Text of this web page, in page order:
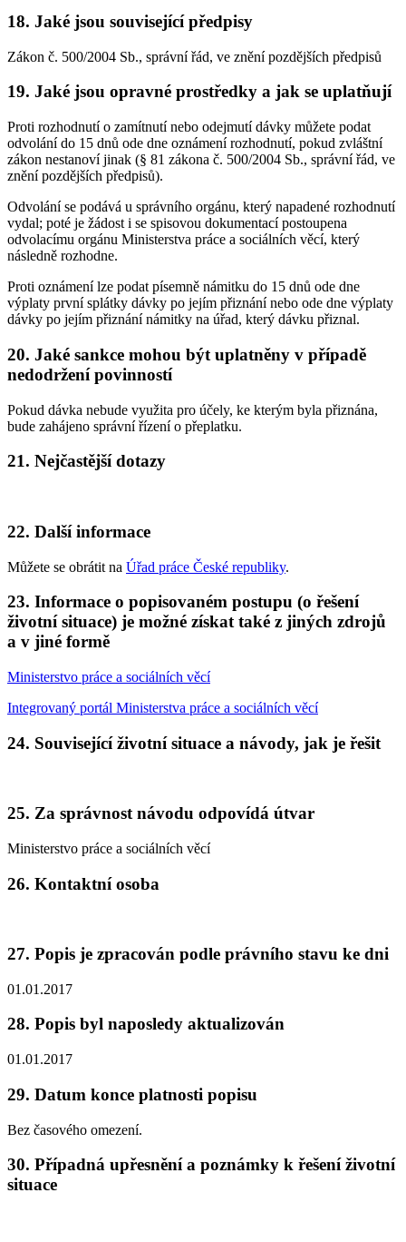
18. Jaké jsou související předpisy
Zákon č. 500/2004 Sb., správní řád, ve znění pozdějších předpisů
19. Jaké jsou opravné prostředky a jak se uplatňují
Proti rozhodnutí o zamítnutí nebo odejmutí dávky můžete podat
odvolání do 15 dnů ode dne oznámení rozhodnutí, pokud zvláštní
zákon nestanoví jinak (§ 81 zákona č. 500/2004 Sb., správní řád, ve
znění pozdějších předpisů).
Odvolání se podává u správního orgánu, který napadené rozhodnutí
vydal; poté je žádost i se spisovou dokumentací postoupena
odvolacímu orgánu Ministerstva práce a sociálních věcí, který
následně rozhodne.
Proti oznámení lze podat písemně námitku do 15 dnů ode dne
výplaty první splátky dávky po jejím přiznání nebo ode dne výplaty
dávky po jejím přiznání námitky na úřad, který dávku přiznal.
20. Jaké sankce mohou být uplatněny v případě
nedodržení povinností
Pokud dávka nebude využita pro účely, ke kterým byla přiznána,
bude zahájeno správní řízení o přeplatku.
21. Nejčastější dotazy
22. Další informace
Můžete se obrátit na Úřad práce České republiky.
23. Informace o popisovaném postupu (o řešení
životní situace) je možné získat také z jiných zdrojů
a v jiné formě
Ministerstvo práce a sociálních věcí
Integrovaný portál Ministerstva práce a sociálních věcí
24. Související životní situace a návody, jak je řešit
25. Za správnost návodu odpovídá útvar
Ministerstvo práce a sociálních věcí
26. Kontaktní osoba
27. Popis je zpracován podle právního stavu ke dni
01.01.2017
28. Popis byl naposledy aktualizován
01.01.2017
29. Datum konce platnosti popisu
Bez časového omezení.
30. Případná upřesnění a poznámky k řešení životní
situace